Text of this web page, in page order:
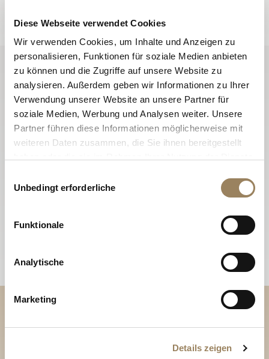
Diese Webseite verwendet Cookies
Wir verwenden Cookies, um Inhalte und Anzeigen zu
personalisieren, Funktionen für soziale Medien anbieten
zu können und die Zugriffe auf unsere Website zu
analysieren. Außerdem geben wir Informationen zu Ihrer
Verwendung unserer Website an unsere Partner für
soziale Medien, Werbung und Analysen weiter. Unsere
Partner führen diese Informationen möglicherweise mit
weiteren Daten zusammen, die Sie ihnen bereitgestellt
Unbedingt erforderliche
Funktionale
Analytische
Marketing
Details zeigen
Entdecken Sie unsere
Kollektionen in der Boutique